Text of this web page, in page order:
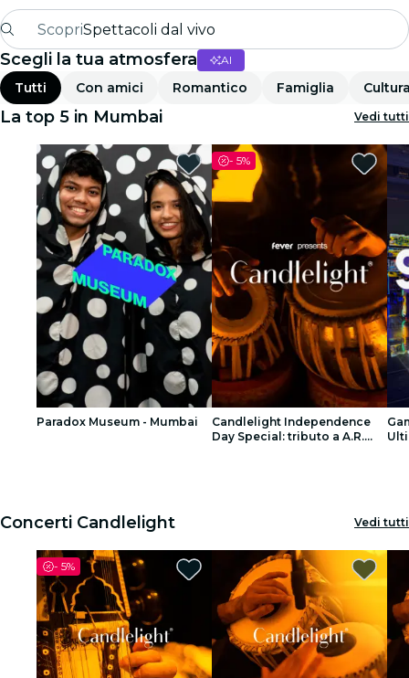
ScopriSpettacoli dal vivo
Madrid
Candlelight
Londra
Esperienze e città
San Paolo
Mostre
Seoul
Tour città
Concerti
Ristoranti
Scegli la tua atmosfera AI
Tutti Con amici Romantico Famiglia
La top 5 in Mumbai Vedi tutti
Paradox Museum - Mumbai
- 5%
Candlelight Independence
Day Special: tributo a A.R.
Concerti Candlelight Vedi tutti
- 5%